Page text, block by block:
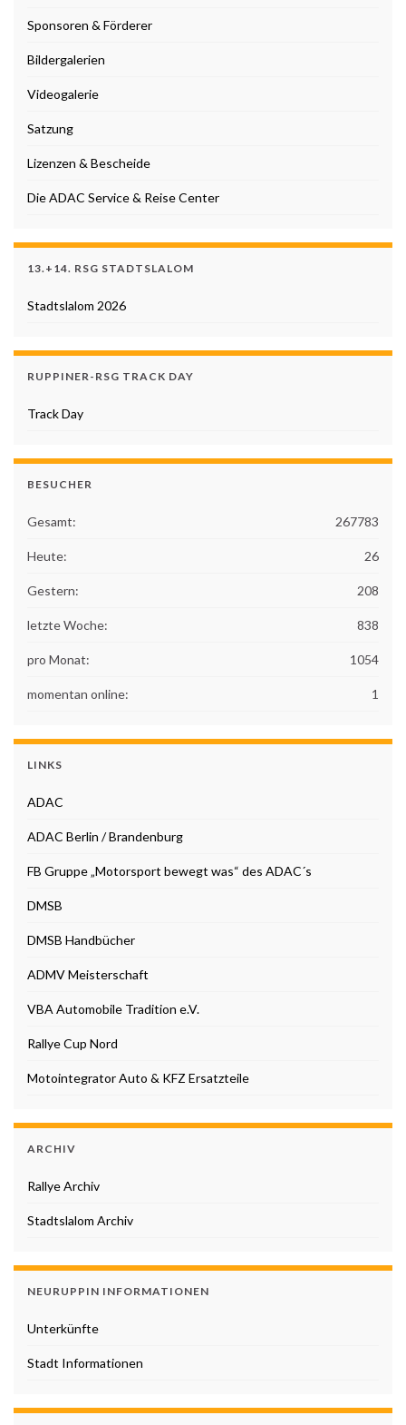
Sponsoren & Förderer
Bildergalerien
Videogalerie
Satzung
Lizenzen & Bescheide
Die ADAC Service & Reise Center
13.+14. RSG STADTSLALOM
Stadtslalom 2026
RUPPINER-RSG TRACK DAY
Track Day
BESUCHER
267783
Gesamt:
26
Heute:
208
Gestern:
838
letzte Woche:
1054
pro Monat:
1
momentan online:
LINKS
ADAC
ADAC Berlin / Brandenburg
FB Gruppe „Motorsport bewegt was“ des ADAC´s
DMSB
DMSB Handbücher
ADMV Meisterschaft
VBA Automobile Tradition e.V.
Rallye Cup Nord
Motointegrator Auto & KFZ Ersatzteile
ARCHIV
Rallye Archiv
Stadtslalom Archiv
NEURUPPIN INFORMATIONEN
Unterkünfte
Stadt Informationen